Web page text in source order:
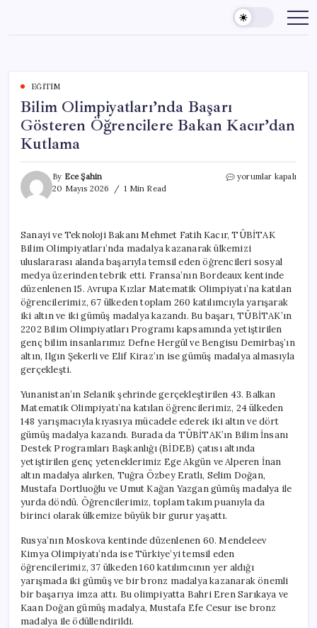
content
EĞITIM
Bilim Olimpiyatları’nda Başarı
Gösteren Öğrencilere Bakan Kacır’dan
Kutlama
By Ece Şahin
20 Mayıs 2026
1 Min Read
Bilim
Bakan
Kacır’dan
Kutlama
için
yorumlar kapalı
Sanayi ve Teknoloji Bakanı Mehmet Fatih Kacır, TÜBİTAK
Bilim Olimpiyatları’nda madalya kazanarak ülkemizi
uluslararası alanda başarıyla temsil eden öğrencileri sosyal
medya üzerinden tebrik etti. Fransa’nın Bordeaux kentinde
düzenlenen 15. Avrupa Kızlar Matematik Olimpiyatı’na katılan
öğrencilerimiz, 67 ülkeden toplam 260 katılımcıyla yarışarak
iki altın ve iki gümüş madalya kazandı. Bu başarı, TÜBİTAK’ın
2202 Bilim Olimpiyatları Programı kapsamında yetiştirilen
genç bilim insanlarımız Defne Hergül ve Bengisu Demirbaş’ın
altın, Ilgın Şekerli ve Elif Kiraz’ın ise gümüş madalya almasıyla
gerçekleşti.
Yunanistan’ın Selanik şehrinde gerçekleştirilen 43. Balkan
Matematik Olimpiyatı’na katılan öğrencilerimiz, 24 ülkeden
148 yarışmacıyla kıyasıya mücadele ederek iki altın ve dört
gümüş madalya kazandı. Burada da TÜBİTAK’ın Bilim İnsanı
Destek Programları Başkanlığı (BİDEB) çatısı altında
yetiştirilen genç yeteneklerimiz Ege Akgün ve Alperen İnan
altın madalya alırken, Tuğra Özbey Eratlı, Selim Doğan,
Mustafa Dortluoğlu ve Umut Kağan Yazgan gümüş madalya ile
yurda döndü. Öğrencilerimiz, toplam takım puanıyla da
birinci olarak ülkemize büyük bir gurur yaşattı.
Rusya’nın Moskova kentinde düzenlenen 60. Mendeleev
Kimya Olimpiyatı’nda ise Türkiye’yi temsil eden
öğrencilerimiz, 37 ülkeden 160 katılımcının yer aldığı
yarışmada iki gümüş ve bir bronz madalya kazanarak önemli
bir başarıya imza attı. Bu olimpiyatta Bahri Eren Sarıkaya ve
Kaan Doğan gümüş madalya, Mustafa Efe Cesur ise bronz
madalya ile ödüllendirildi.